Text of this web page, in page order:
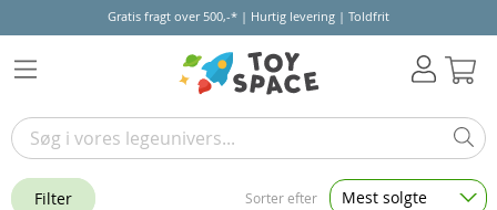
Gratis fragt over 500,-* | Hurtig levering | Toldfrit
Filter Sorter efter Mest solgte